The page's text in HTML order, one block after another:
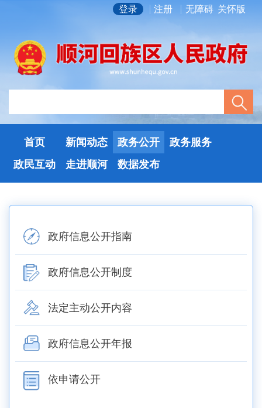
登录 注册 无障碍 关怀版
首页 新闻动态 政务公开
政务服务
政民互动
走进顺河 数据发布
政府信息公开指南
政府信息公开制度
法定主动公开内容
政府信息公开年报
依申请公开